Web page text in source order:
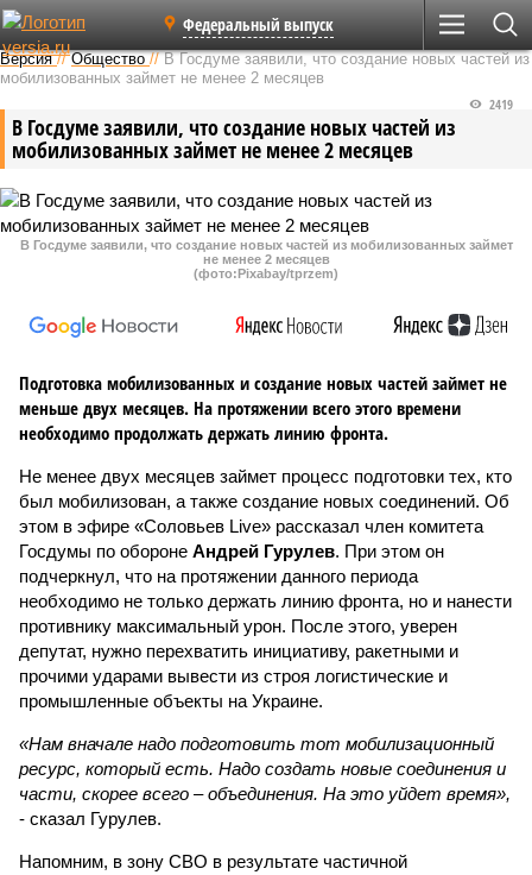
Федеральный выпуск
Версия //Общество //В Госдуме заявили, что создание новых частей из
мобилизованных займет не менее 2 месяцев
В Госдуме заявили, что создание новых частей из
мобилизованных займет не менее 2 месяцев
2419
В Госдуме заявили, что создание новых частей из мобилизованных займет
не менее 2 месяцев
(фото:Pixabay/tprzem)
Подготовка мобилизованных и создание новых частей займет не
меньше двух месяцев. На протяжении всего этого времени
необходимо продолжать держать линию фронта.
Не менее двух месяцев займет процесс подготовки тех, кто
был мобилизован, а также создание новых соединений. Об
этом в эфире «Соловьев Live» рассказал член комитета
Госдумы по обороне Андрей Гурулев. При этом он
подчеркнул, что на протяжении данного периода
необходимо не только держать линию фронта, но и нанести
противнику максимальный урон. После этого, уверен
депутат, нужно перехватить инициативу, ракетными и
прочими ударами вывести из строя логистические и
промышленные объекты на Украине.
«Нам вначале надо подготовить тот мобилизационный
ресурс, который есть. Надо создать новые соединения и
части, скорее всего – объединения. На это уйдет время»,
- сказал Гурулев.
Напомним, в зону СВО в результате частичной